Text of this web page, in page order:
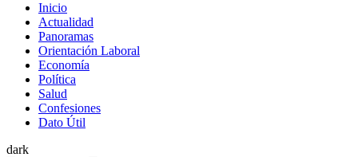
Inicio
Actualidad
Panoramas
Orientación Laboral
Economía
Política
Salud
Confesiones
Dato Útil
dark